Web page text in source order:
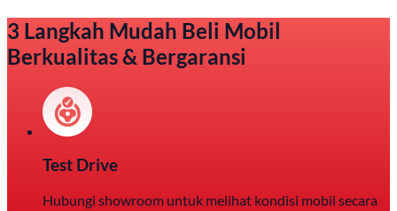
3 Langkah Mudah Beli Mobil
Berkualitas & Bergaransi
Test Drive
Hubungi showroom untuk melihat kondisi mobil secara